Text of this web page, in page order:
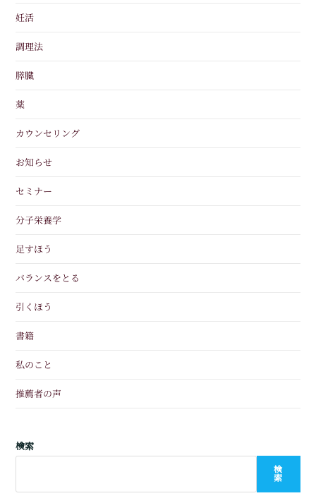
妊活
調理法
膵臓
薬
カウンセリング
お知らせ
セミナー
分子栄養学
足すほう
バランスをとる
引くほう
書籍
私のこと
推薦者の声
検索
検
索